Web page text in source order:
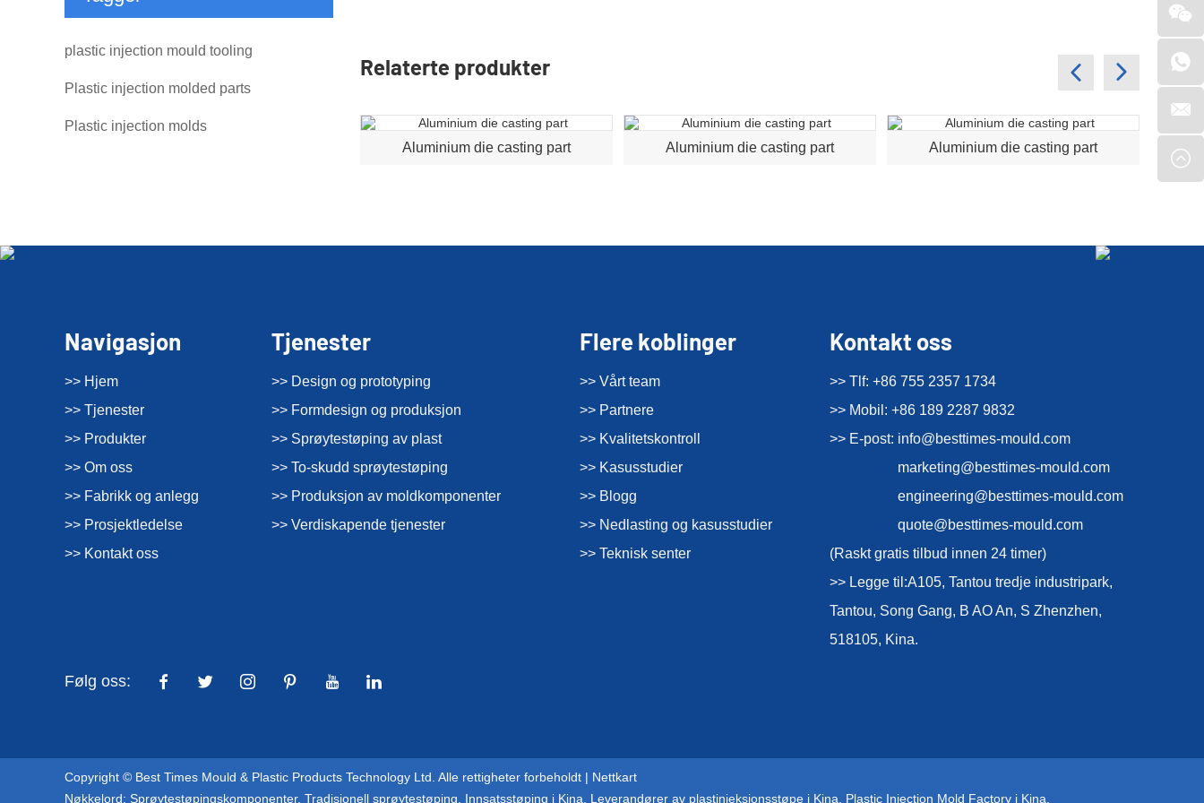
Relaterte produkter
Aluminium die casting part Aluminium die casting part Aluminium die casting part
plastic injection mould tooling
Plastic injection molded parts
Plastic injection molds
Navigasjon
>> Hjem
>> Tjenester
>> Produkter
>> Om oss
>> Fabrikk og anlegg
>> Prosjektledelse
>> Kontakt oss
Tjenester
>> Design og prototyping
>> Formdesign og produksjon
>> Sprøytestøping av plast
>> To-skudd sprøytestøping
>> Produksjon av moldkomponenter
>> Verdiskapende tjenester
Flere koblinger
>> Vårt team
>> Partnere
>> Kvalitetskontroll
>> Kasusstudier
>> Blogg
>> Nedlasting og kasusstudier
>> Teknisk senter
Kontakt oss
>> Tlf: +86 755 2357 1734
>> Mobil: +86 189 2287 9832
>> E-post: info@besttimes-mould.com
marketing@besttimes-mould.com
engineering@besttimes-mould.com
quote@besttimes-mould.com
(Raskt gratis tilbud innen 24 timer)
>> Legge til:A105, Tantou tredje industripark,
Tantou, Song Gang, B AO An, S Zhenzhen,
518105, Kina.
Følg oss:
Copyright © Best Times Mould & Plastic Products Technology Ltd. Alle rettigheter forbeholdt | Nettkart
Nøkkelord: Sprøytestøpingskomponenter, Tradisjonell sprøytestøping Innsatsstøping i Kina Leverandører av plastinjeksjonsstøpe i Kina Plastic Injection Mold Factory i Kina